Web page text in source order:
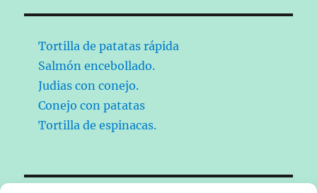
Tortilla de patatas rápida
Salmón encebollado.
Judias con conejo.
Conejo con patatas
Tortilla de espinacas.